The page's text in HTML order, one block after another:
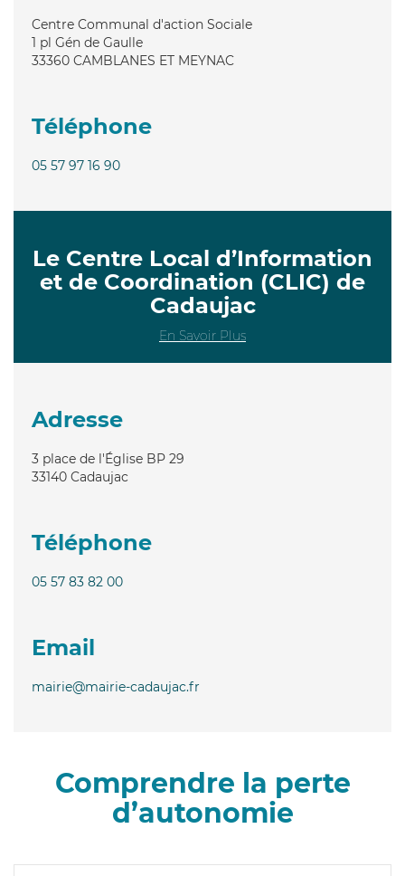
Centre Communal d'action Sociale
1 pl Gén de Gaulle
33360 CAMBLANES ET MEYNAC
Téléphone
05 57 97 16 90
Le Centre Local d’Information
et de Coordination (CLIC) de
Cadaujac
En Savoir Plus
Adresse
3 place de l'Église BP 29
33140 Cadaujac
Téléphone
05 57 83 82 00
Email
mairie@mairie-cadaujac.fr
Comprendre la perte
d’autonomie